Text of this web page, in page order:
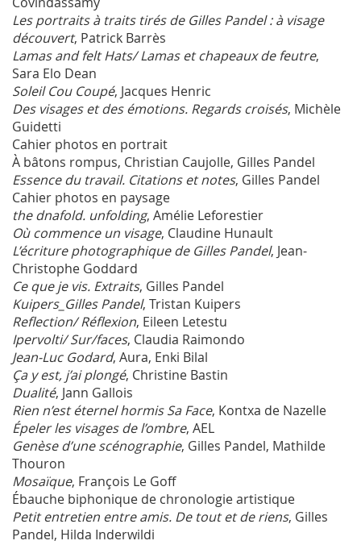
Les portraits à traits tirés de Gilles Pandel : à visage
découvert, Patrick Barrès
Lamas and felt Hats/ Lamas et chapeaux de feutre,
Sara Elo Dean
Soleil Cou Coupé, Jacques Henric
Des visages et des émotions. Regards croisés, Michèle
Guidetti
Cahier photos en portrait
À bâtons rompus, Christian Caujolle, Gilles Pandel
Essence du travail. Citations et notes, Gilles Pandel
Cahier photos en paysage
the dnafold. unfolding, Amélie Leforestier
Où commence un visage, Claudine Hunault
L’écriture photographique de Gilles Pandel, Jean-
Christophe Goddard
Ce que je vis. Extraits, Gilles Pandel
Kuipers_Gilles Pandel, Tristan Kuipers
Reflection/ Réflexion, Eileen Letestu
Ipervolti/ Sur/faces, Claudia Raimondo
Jean-Luc Godard, Aura, Enki Bilal
Ça y est, j’ai plongé, Christine Bastin
Dualité, Jann Gallois
Rien n’est éternel hormis Sa Face, Kontxa de Nazelle
Épeler les visages de l’ombre, AEL
Genèse d’une scénographie, Gilles Pandel, Mathilde
Thouron
Mosaïque, François Le Goff
Ébauche biphonique de chronologie artistique
Petit entretien entre amis. De tout et de riens, Gilles
Pandel, Hilda Inderwildi